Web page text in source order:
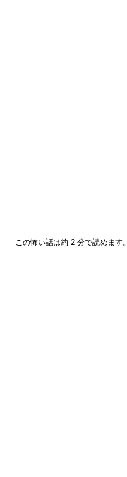
この怖い話は約 2 分で読めます。